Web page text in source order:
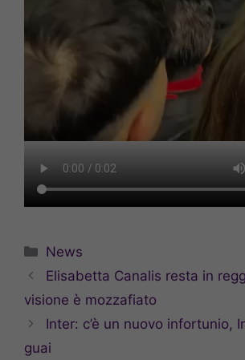
Categorie
News
Elisabetta Canalis resta in
visione è mozzafiato
Inter: c’è un nuovo infortunio,
guai